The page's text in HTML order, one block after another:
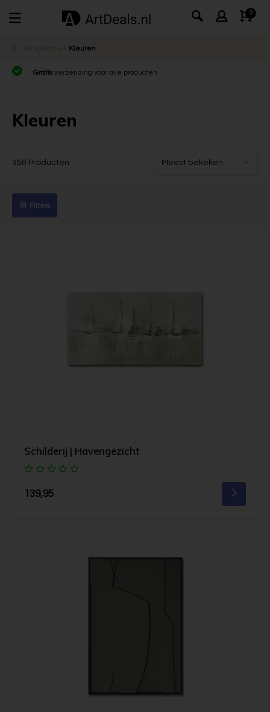
0
Kleuren
Gratis verzending voor alle producten
Kleuren
350 Producten
Filters
Schilderij | Havengezicht
139,95